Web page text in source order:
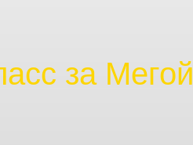
за Мегой